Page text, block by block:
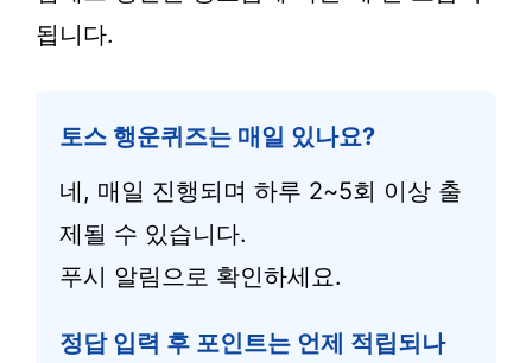
됩니다.
토스 행운퀴즈는 매일 있나요?
네, 매일 진행되며 하루 2~5회 이상 출
제될 수 있습니다.
푸시 알림으로 확인하세요.
정답 입력 후 포인트는 언제 적립되나